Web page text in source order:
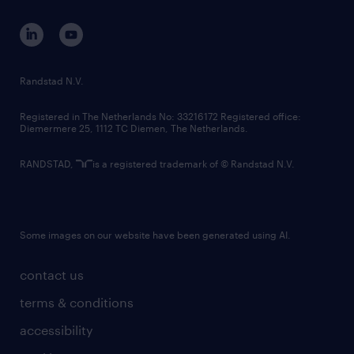
corporate governance
randstad innovation fund
country websites
contact us
terms & conditions
accessibility
Randstad N.V.
Registered in The Netherlands No: 33216172 Registered office:
Diemermere 25, 1112 TC Diemen, The Netherlands.
RANDSTAD, is a registered trademark of © Randstad N.V.
Some images on our website have been generated using AI.